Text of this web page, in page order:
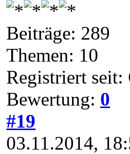
Beiträge: 289
Themen: 10
Registriert seit:
Bewertung: 0
#19
03.11.2014,